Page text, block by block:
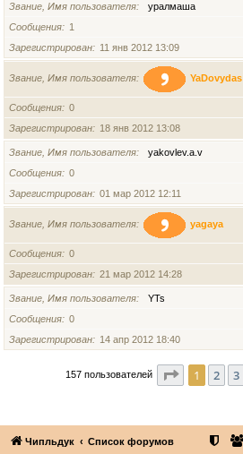
Звание, Имя пользователя
уралмаша
Сообщения
1
Зарегистрирован
11 янв 2012 13:09
Звание, Имя пользователя YaDovydas
Сообщения
0
Зарегистрирован
18 янв 2012 13:08
Звание, Имя пользователя
yakovlev.a.v
Сообщения
0
Зарегистрирован
01 мар 2012 12:11
Звание, Имя пользователя yagaya
Сообщения
0
Зарегистрирован
21 мар 2012 14:28
Звание, Имя пользователя
YTs
Сообщения
0
Зарегистрирован
14 апр 2012 18:40
157 пользователей Страница
1 2 3
Чипльдук Список форумов